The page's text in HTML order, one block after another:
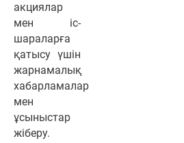
акциялар
мен іс-
шараларға
қатысу үшін
жарнамалық
хабарламалар
мен
ұсыныстар
жіберу.